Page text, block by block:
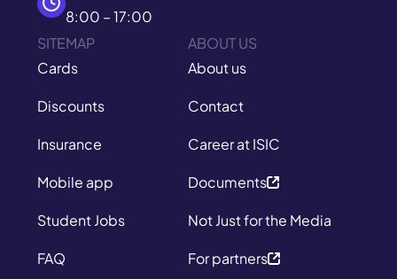
8:00 – 17:00
SITEMAP
Cards
Discounts
Insurance
Mobile app
Student Jobs
FAQ
ABOUT US
About us
Contact
Career at ISIC
Documents
Not Just for the Media
For partners